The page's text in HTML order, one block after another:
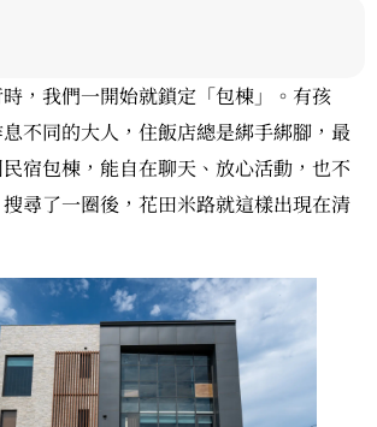
，我們一開始就鎖定「包棟」。有孩
不同的大人，住飯店總是綁手綁腳，最
宿包棟，能自在聊天、放心活動，也不
尋了一圈後，花田米路就這樣出現在清